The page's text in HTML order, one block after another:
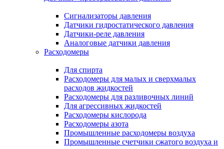
Сигнализаторы давления
Датчики гидростатического давления
Датчики-реле давления
Аналоговые датчики давления
Расходомеры
Для спирта
Расходомеры для малых и сверхмалых
расходов жидкостей
Расходомеры для разливочных линий
Для агрессивных жидкостей
Расходомеры кислорода
Расходомеры азота
Промышленные расходомеры воздуха
Промышленные счетчики сжатого воздуха и